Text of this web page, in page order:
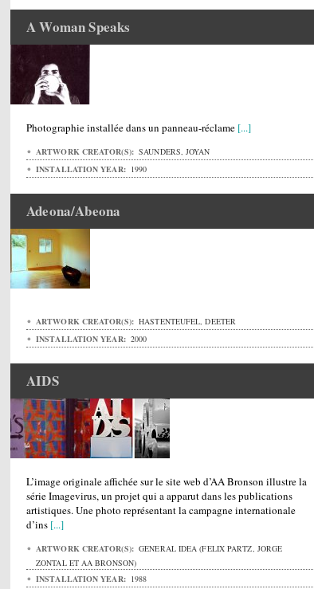
A Woman Speaks
Photographie installée dans un panneau-réclame [...]
ARTWORK CREATOR(S): SAUNDERS, JOYAN
INSTALLATION YEAR: 1990
Adeona/Abeona
ARTWORK CREATOR(S): HASTENTEUFEL, DEETER
INSTALLATION YEAR: 2000
AIDS
L’image originale affichée sur le site web d’AA Bronson illustre la
série Imagevirus, un projet qui a apparut dans les publications
artistiques. Une photo représentant la campagne internationale
d’ins [...]
ARTWORK CREATOR(S): GENERAL IDEA (FELIX PARTZ, JORGE
ZONTAL ET AA BRONSON)
INSTALLATION YEAR: 1988